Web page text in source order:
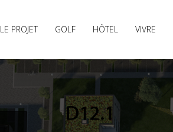
LE PROJET GOLF HÔTEL VIVRE